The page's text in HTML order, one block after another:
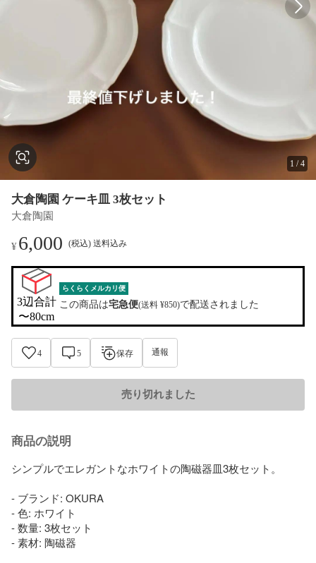
1 /4
大倉陶園 ケーキ皿 3枚セット
大倉陶園
¥6,000 (税込) 送料込み
3辺合計
〜80cm
らくらくメルカリ便
この商品は宅急便(送料 ¥850)で配送されました
4 5 保存 通報
売り切れました
商品の説明
シンプルでエレガントなホワイトの陶磁器皿3枚セット。
- ブランド: OKURA
- 色: ホワイト
- 数量: 3枚セット
- 素材: 陶磁器